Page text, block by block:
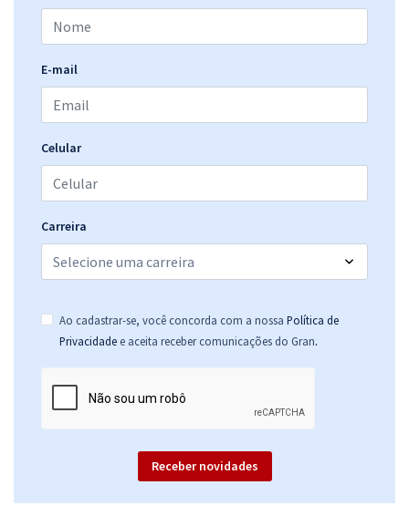
E-mail
Celular
Carreira
Ao cadastrar-se, você concorda com a nossa Política de
Privacidade e aceita receber comunicações do Gran.
Receber novidades